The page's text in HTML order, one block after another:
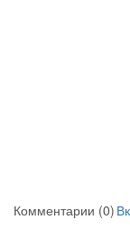
Комментарии (0)